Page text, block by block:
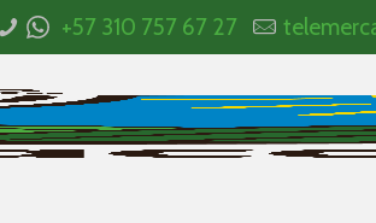
+57 310 757 67 27